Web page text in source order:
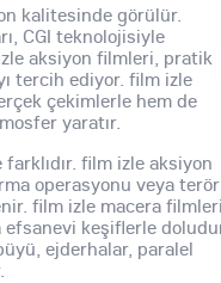
kalitesinde görülür.
CGI teknolojisiyle
aksiyon filmleri, pratik
tercih ediyor. film izle
çekimlerle hem de
yaratır.
film izle aksiyon
operasyonu veya terör
film izle macera
efsanevi keşiflerle
ejderhalar, paralel